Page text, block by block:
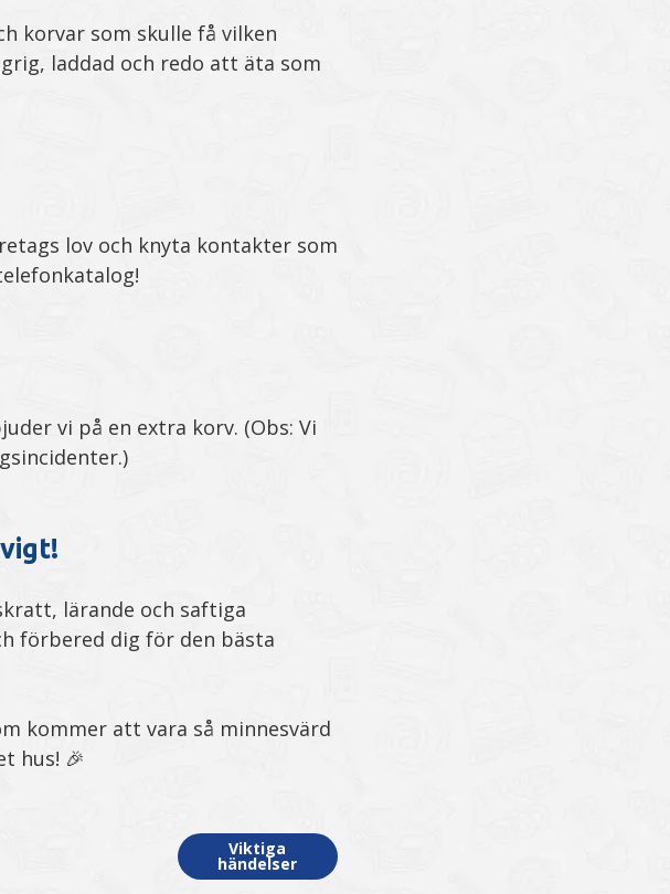
korvar som skulle få vilken
laddad och redo att äta som
lov och knyta kontakter som
vi på en extra korv. (Obs: Vi
lärande och saftiga
förbered dig för den bästa
kommer att vara så minnesvärd
hus! 🎉
Viktiga
händelser